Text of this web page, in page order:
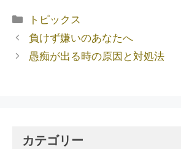
トピックス
負けず嫌いのあなたへ
愚痴が出る時の原因と対処法
カテゴリー